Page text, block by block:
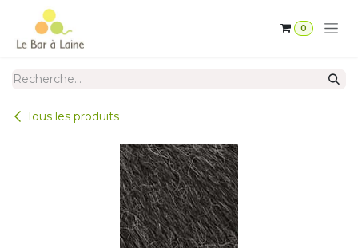
Se rendre au contenu
0
Tous les produits